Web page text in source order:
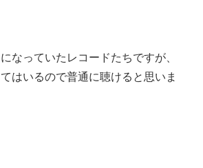
なっていたレコードたちですが、
はいるので普通に聴けると思いま